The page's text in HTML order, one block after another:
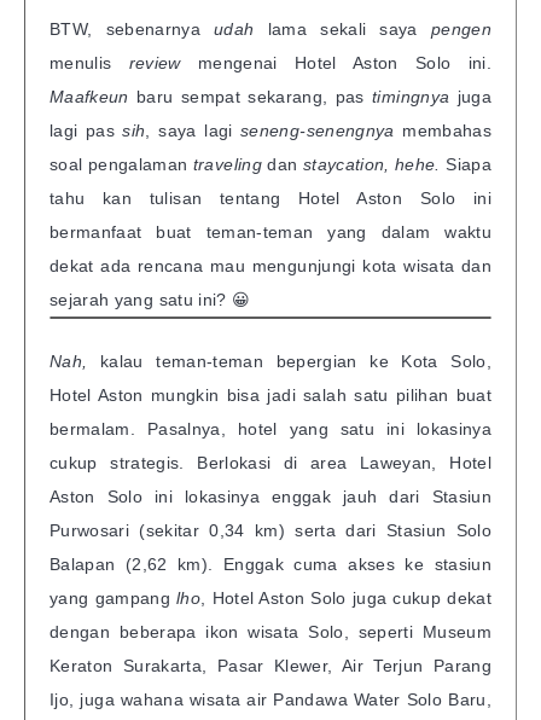
BTW, sebenarnyaudah lama sekali saya pengen
menulis review mengenai Hotel Aston Solo ini.
Maafkeun baru sempat sekarang, pastimingnya juga
lagi passih , saya lagiseneng-senengnya membahas
soal pengalaman travelingdan staycation, hehe.Siapa
tahu kan tulisan tentang Hotel Aston Solo ini
bermanfaat buat teman-teman yang dalam waktu
dekat ada rencana mau mengunjungi kota wisata dan
sejarah yang satu ini? 😀
Nah,
kalau teman-teman bepergian ke Kota Solo,
Hotel Aston mungkin bisa jadi salah satu pilihan buat
bermalam. Pasalnya, hotel yang satu ini lokasinya
cukup strategis. Berlokasi di area Laweyan, Hotel
Aston Solo ini lokasinya enggak jauh dari Stasiun
Purwosari (sekitar 0,34 km) serta dari Stasiun Solo
Balapan (2,62 km). Enggak cuma akses ke stasiun
yang gampanglho , Hotel Aston Solo juga cukup dekat
dengan beberapa ikon wisata Solo, seperti Museum
Keraton Surakarta, Pasar Klewer, Air Terjun Parang
Ijo, juga wahana wisata air Pandawa Water Solo Baru,